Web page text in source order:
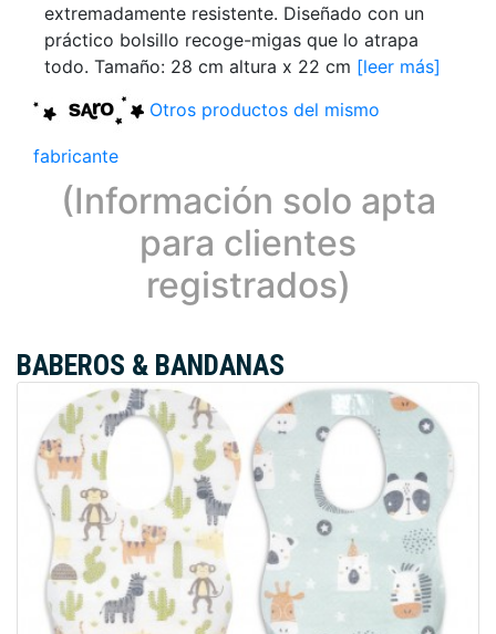
extremadamente resistente. Diseñado con un
práctico bolsillo recoge-migas que lo atrapa
todo. Tamaño: 28 cm altura x 22 cm [leer más]
Otros productos del mismo
fabricante
(Información solo apta
para clientes
registrados)
BABEROS & BANDANAS